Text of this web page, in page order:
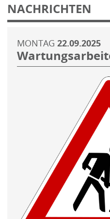
NACHRICHTEN
MONTAG 22.09.2025